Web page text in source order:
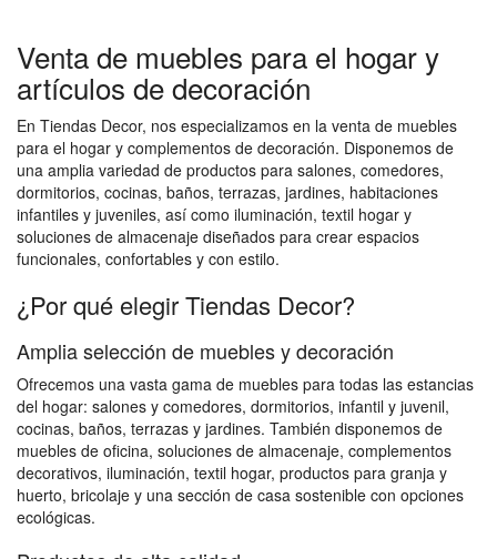
Venta de muebles para el hogar y
artículos de decoración
En Tiendas Decor, nos especializamos en la venta de muebles
para el hogar y complementos de decoración. Disponemos de
una amplia variedad de productos para salones, comedores,
dormitorios, cocinas, baños, terrazas, jardines, habitaciones
infantiles y juveniles, así como iluminación, textil hogar y
soluciones de almacenaje diseñados para crear espacios
funcionales, confortables y con estilo.
¿Por qué elegir Tiendas Decor?
Amplia selección de muebles y decoración
Ofrecemos una vasta gama de muebles para todas las estancias
del hogar: salones y comedores, dormitorios, infantil y juvenil,
cocinas, baños, terrazas y jardines. También disponemos de
muebles de oficina, soluciones de almacenaje, complementos
decorativos, iluminación, textil hogar, productos para granja y
huerto, bricolaje y una sección de casa sostenible con opciones
ecológicas.